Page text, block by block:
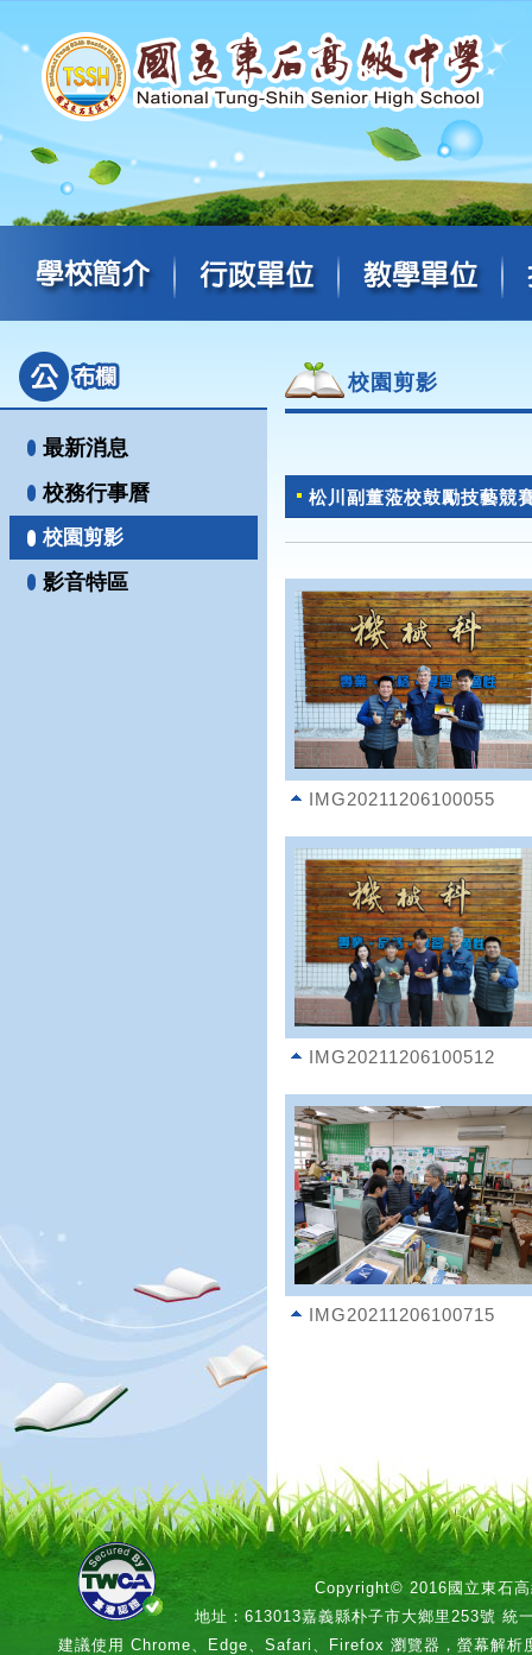
最新消息
校務行事曆
校園剪影
影音特區
校園剪影
松川副董蒞校鼓勵技藝競
IMG20211206100055
IMG20211206100512
IMG20211206100715
Copyright© 2016國立東石高
地址：613013嘉義縣朴子市大鄉里253號 統
建議使用 Chrome、Edge、Safari、Firefox 瀏覽器，螢幕解